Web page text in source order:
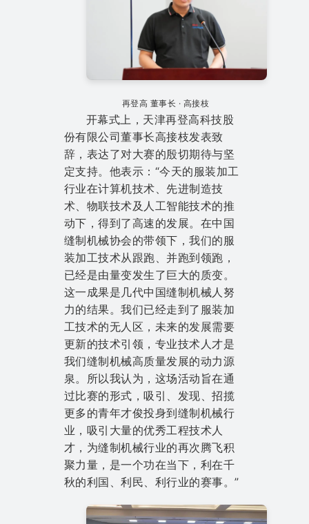
再登高 董事长 · 高接枝
开幕式上，天津再登高科技股
份有限公司董事长高接枝发表致
辞，表达了对大赛的殷切期待与坚
定支持。他表示：“今天的服装加工
行业在计算机技术、先进制造技
术、物联技术及人工智能技术的推
动下，得到了高速的发展。在中国
缝制机械协会的带领下，我们的服
装加工技术从跟跑、并跑到领跑，
已经是由量变发生了巨大的质变。
这一成果是几代中国缝制机械人努
力的结果。我们已经走到了服装加
工技术的无人区，未来的发展需要
更新的技术引领，专业技术人才是
我们缝制机械高质量发展的动力源
泉。所以我认为，这场活动旨在通
过比赛的形式，吸引、发现、招揽
更多的青年才俊投身到缝制机械行
业，吸引大量的优秀工程技术人
才，为缝制机械行业的再次腾飞积
聚力量，是一个功在当下，利在千
秋的利国、利民、利行业的赛事。”